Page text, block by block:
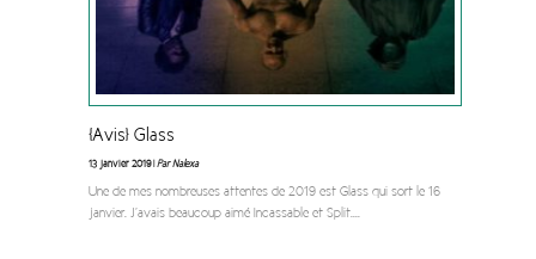
[Avis] Glass
13 janvier 2019 |Par Nalexa
Une de mes nombreuses attentes de 2019 est Glass qui sort le 16
janvier. J’avais beaucoup aimé Incassable et Split....